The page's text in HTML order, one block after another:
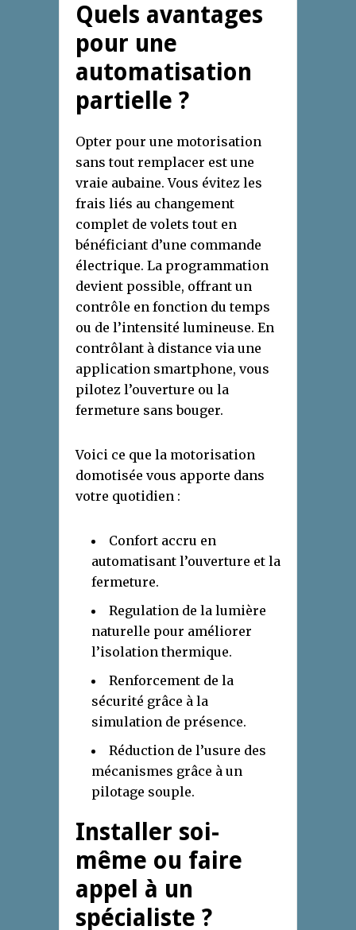
Quels avantages
pour une
automatisation
partielle ?
Opter pour une motorisation
sans tout remplacer est une
vraie aubaine. Vous évitez les
frais liés au changement
complet de volets tout en
bénéficiant d’une commande
électrique. La programmation
devient possible, offrant un
contrôle en fonction du temps
ou de l’intensité lumineuse. En
contrôlant à distance via une
application smartphone, vous
pilotez l’ouverture ou la
fermeture sans bouger.
Voici ce que la motorisation
domotisée vous apporte dans
votre quotidien :
Confort accru en
automatisant l’ouverture et la
fermeture.
Regulation de la lumière
naturelle pour améliorer
l’isolation thermique.
Renforcement de la
sécurité grâce à la
simulation de présence.
Réduction de l’usure des
mécanismes grâce à un
pilotage souple.
Installer soi-
même ou faire
appel à un
spécialiste ?